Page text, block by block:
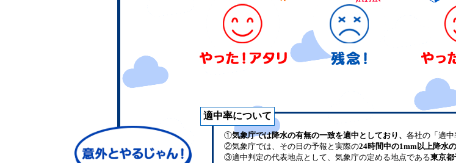
適中率について
①気象庁では降水の有無の一致を適中としており、 各社の「適中
②気象庁では、その日の予報と実際の24時間中の1mm以上降水の
③適中判定の代表地点として、気象庁の定める地点である東京都